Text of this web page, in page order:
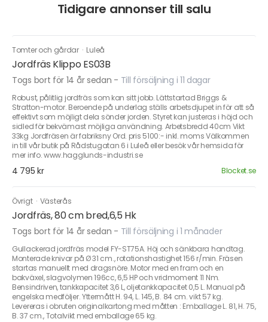
Tidigare annonser till salu
Tomter och gårdar · Luleå
Jordfräs Klippo ES03B
Togs bort för 14 år sedan - Till försäljning i 11 dagar
Robust, pålitlig jordfräs som kan sitt jobb. Lättstartad Briggs &
Stratton-motor. Beroende på underlag ställs arbetsdjupet in för att så
effektivt som möjligt dela sönder jorden. Styret kan justeras i höjd och
sidled för bekvämast möjliga användning. Arbetsbredd 40cm Vikt
33kg Jordfräsen är fabriksny Ord. pris 5100:- inkl. moms Välkommen
in till vår butik på Rådstugatan 6 i Luleå eller besök vår hemsida för
mer info. www.hagglunds-industri.se
4 795 kr Blocket.se
Övrigt · Västerås
Jordfräs, 80 cm bred,6,5 Hk
Togs bort för 14 år sedan - Till försäljning i 1 månader
Gullackerad jordfräs model FY-ST75A. Höj och sänkbara handtag.
Monterade knivar på Ø 31 cm., rotationshastighet 156 r/min. Fräsen
startas manuellt med dragsnöre. Motor med en fram och en
bakväxel, slagvolymen 196cc, 6,5 HP och vridmoment 11 Nm.
Bensindriven, tankkapacitet 3,6 L, oljetankkapacitet 0,5 L. Manual på
engelska medföljer. Yttermått H. 94, L. 145, B. 84 cm. vikt 57 kg.
Levereras i obruten originalkartong med måtten : Emballage L. 81, H. 75,
B. 37 cm., Totalvikt med emballage 65 kg.